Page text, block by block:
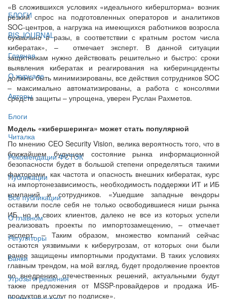
БЛОГИ
BIS JOURNAL
Главная
О журнале
Авторы
Блоги
Читалка
Рекомендации ФСТЭК
Публикации
Все публикации
О главном
Регуляторы
Банки
Угрозы и решения
«В сложившихся условиях «идеального кибершторма» возник
резкий спрос на подготовленных операторов и аналитиков
SOC-центров, а нагрузка на имеющихся работников возросла
буквально в разы, в соответствии с кратным ростом числа
кибератак», – отмечает эксперт. В данной ситуации
защитникам нужно действовать решительно и быстро: сроки
выявления кибератак и реагирования на киберинциденты
должны быть минимизированы, все действия сотрудников SOC
– максимально автоматизированы, а работа с консолями
средств защиты – упрощена, уверен Руслан Рахметов.
Модель «кибершеринга» может стать популярной
По мнению CEO Security Vision, велика вероятность того, что в
ближайшем будущем состояние рынка информационной
безопасности будет в большой степени определяться такими
факторами, как частота и опасность внешних кибератак, курс
на импортонезависимость, необходимость поддержки ИТ и ИБ
компаний и сотрудников. «Ушедшие западные вендоры
оставили после себя не только освободившиеся ниши рынка
ИБ, но и своих клиентов, далеко не все из которых успели
реализовать проекты по импортозамещению, – отмечает
эксперт. – Таким образом, множество компаний сейчас
остаются уязвимыми к киберугрозам, от которых они были
ранее защищены импортными продуктами. В таких условиях
главным трендом, на мой взгляд, будет продолжение проектов
по внедрению отечественных решений, актуальными будут
также предложения от MSSP-провайдеров и продажа ИБ-
продуктов и услуг по подписке».